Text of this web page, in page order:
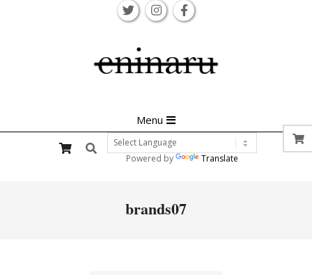
Navigation
Menu
Search
Powered by
Translate
brands07